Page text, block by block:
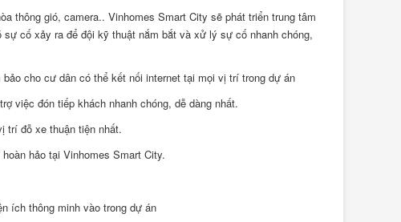
thông gió, camera.. Vinhomes Smart City sẽ phát triển trung tâm
cố xảy ra để đội kỹ thuật nắm bắt và xử lý sự cố nhanh chóng,
cho cư dân có thể kết nối internet tại mọi vị trí trong dự án
việc đón tiếp khách nhanh chóng, dễ dàng nhất.
trí đỗ xe thuận tiện nhất.
hảo tại Vinhomes Smart City.